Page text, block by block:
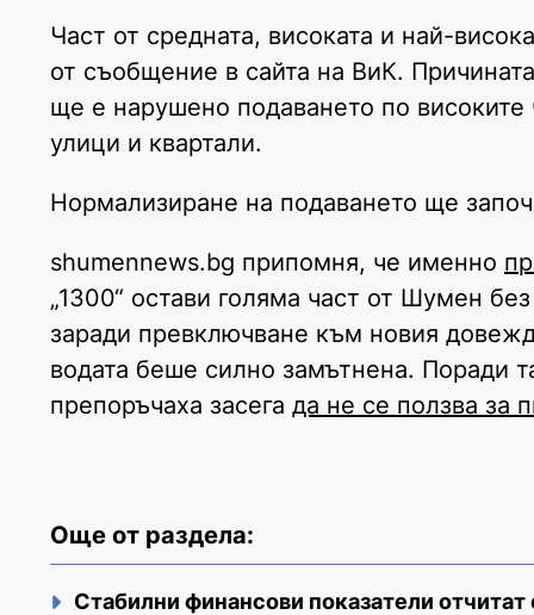
Част от средната, високата и най-
от съобщение в сайта на ВиК.
ще е нарушено подаването по високите
улици и квартали.
Нормализиране на подаването ще
shumennews.bg припомня, че именно
„1300“ остави голяма част от Шумен
заради превключване към новия
водата беше силно замътнена. Поради
препоръчаха засега да не се ползва за
Още от раздела:
Стабилни финансови показатели